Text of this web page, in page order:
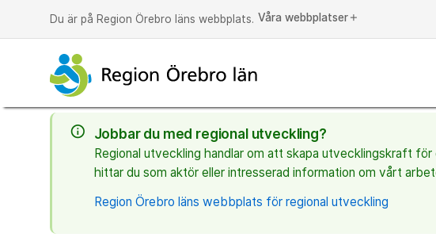
Du är på Region Örebro läns webbplats. Våra webbplatser add
info_outline
Jobbar du med regional utveckling?
Regional utveckling handlar om att skapa utvecklingskraft
hittar du som aktör eller intresserad information om vårt
Region Örebro läns webbplats för regional utveckling